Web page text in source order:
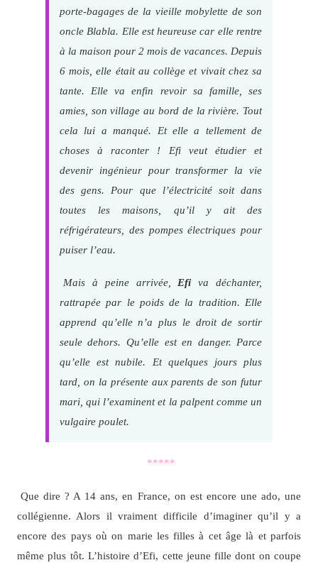
porte-bagages de la vieille mobylette de son
oncle Blabla. Elle est heureuse car elle rentre
à la maison pour 2 mois de vacances. Depuis
6 mois, elle était au collège et vivait chez sa
tante. Elle va enfin revoir sa famille, ses
amies, son village au bord de la rivière. Tout
cela lui a manqué. Et elle a tellement de
choses à raconter ! Efi veut étudier et
devenir ingénieur pour transformer la vie
des gens. Pour que l’électricité soit dans
toutes les maisons, qu’il y ait des
réfrigérateurs, des pompes électriques pour
puiser l’eau.
Mais à peine arrivée, Efi va déchanter,
rattrapée par le poids de la tradition. Elle
apprend qu’elle n’a plus le droit de sortir
seule dehors. Qu’elle est en danger. Parce
qu’elle est nubile. Et quelques jours plus
tard, on la présente aux parents de son futur
mari, qui l’examinent et la palpent comme un
vulgaire poulet.
*****
Que dire ? A 14 ans, en France, on est encore une ado, une
collégienne. Alors il vraiment difficile d’imaginer qu’il y a
encore des pays où on marie les filles à cet âge là et parfois
même plus tôt. L’histoire d’Efi, cette jeune fille dont on coupe